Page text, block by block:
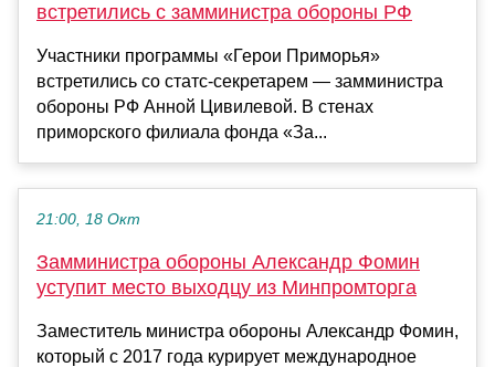
встретились с замминистра обороны РФ
Участники программы «Герои Приморья»
встретились со статс-секретарем — замминистра
обороны РФ Анной Цивилевой. В стенах
приморского филиала фонда «За...
21:00, 18 Окт
Замминистра обороны Александр Фомин
уступит место выходцу из Минпромторга
Заместитель министра обороны Александр Фомин,
который с 2017 года курирует международное